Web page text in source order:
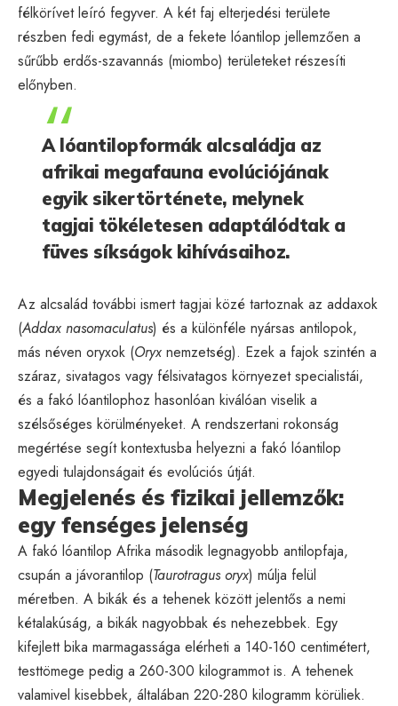
félkörívet leíró fegyver. A két faj elterjedési területe
részben fedi egymást, de a fekete lóantilop jellemzően a
sűrűbb erdős-szavannás (miombo) területeket részesíti
előnyben.
A lóantilopformák alcsaládja az
afrikai megafauna evolúciójának
egyik sikertörténete, melynek
tagjai tökéletesen adaptálódtak a
füves síkságok kihívásaihoz.
Az alcsalád további ismert tagjai közé tartoznak az addaxok
(Addax nasomaculatus) és a különféle nyársas antilopok,
más néven oryxok (Oryx nemzetség). Ezek a fajok szintén a
száraz, sivatagos vagy félsivatagos környezet specialistái,
és a fakó lóantilophoz hasonlóan kiválóan viselik a
szélsőséges körülményeket. A rendszertani rokonság
megértése segít kontextusba helyezni a fakó lóantilop
egyedi tulajdonságait és evolúciós útját.
Megjelenés és fizikai jellemzők:
egy fenséges jelenség
A fakó lóantilop Afrika második legnagyobb antilopfaja,
csupán a jávorantilop (Taurotragus oryx) múlja felül
méretben. A bikák és a tehenek között jelentős a nemi
kétalakúság, a bikák nagyobbak és nehezebbek. Egy
kifejlett bika marmagassága elérheti a 140-160 centimétert,
testtömege pedig a 260-300 kilogrammot is. A tehenek
valamivel kisebbek, általában 220-280 kilogramm körüliek.